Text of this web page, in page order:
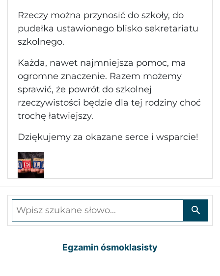
Rzeczy można przynosić do szkoły, do
pudełka ustawionego blisko sekretariatu
szkolnego.
Każda, nawet najmniejsza pomoc, ma
ogromne znaczenie. Razem możemy
sprawić, że powrót do szkolnej
rzeczywistości będzie dla tej rodziny choć
trochę łatwiejszy.
Dziękujemy za okazane serce i wsparcie!
Wpisz szukane słowo
Egzamin ósmoklasisty